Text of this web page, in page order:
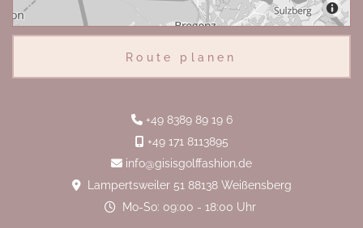
Route planen
 +49 8389 89 19 6
 +49 171 8113895
 info@gisisgolffashion.de
Lampertsweiler 51 88138 Weißensberg
 Mo-So: 09:00 - 18:00 Uhr